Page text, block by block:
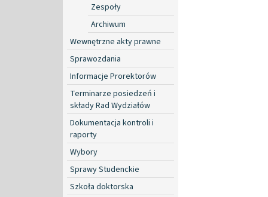
Zespoły
Archiwum
Wewnętrzne akty prawne
Sprawozdania
Informacje Prorektorów
Terminarze posiedzeń i
składy Rad Wydziałów
Dokumentacja kontroli i
raporty
Wybory
Sprawy Studenckie
Szkoła doktorska